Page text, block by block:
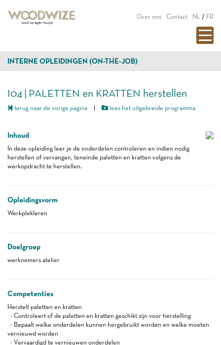
Over ons Contact NL / FR
INTERNE OPLEIDINGEN (ON-THE-JOB)
I04 | PALETTEN en KRATTEN herstellen
terug naar de vorige pagina lees het uitgebreide programma
Inhoud
In deze opleiding leer je de onderdelen controleren en indien nodig
herstellen of vervangen, teneinde paletten en kratten volgens de
werkopdracht te herstellen.
Opleidingsvorm
Werkplekleren
Doelgroep
werknemers atelier
Competenties
Herstelt paletten en kratten
- Controleert of de paletten en kratten geschikt zijn voor herstelling
- Bepaalt welke onderdelen kunnen hergebruikt worden en welke moeten
vernieuwd worden
- Vervaardigd te vernieuwen onderdelen